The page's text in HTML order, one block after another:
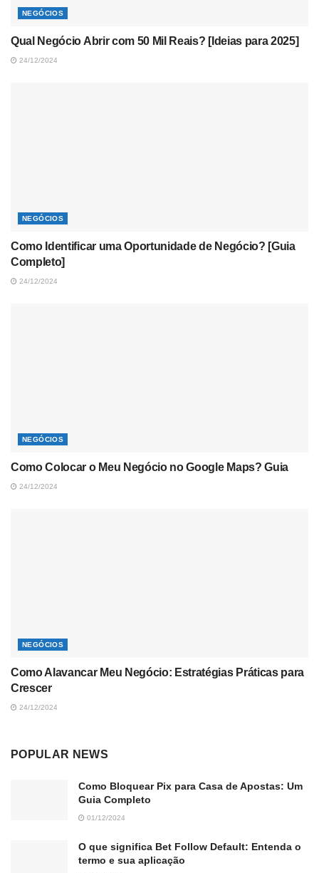
NEGÓCIOS
Qual Negócio Abrir com 50 Mil Reais? [Ideias para 2025]
24/12/2024
NEGÓCIOS
Como Identificar uma Oportunidade de Negócio? [Guia
Completo]
24/12/2024
NEGÓCIOS
Como Colocar o Meu Negócio no Google Maps? Guia
24/12/2024
NEGÓCIOS
Como Alavancar Meu Negócio: Estratégias Práticas para
Crescer
24/12/2024
POPULAR NEWS
Como Bloquear Pix para Casa de Apostas: Um
Guia Completo
01/12/2024
O que significa Bet Follow Default: Entenda o
termo e sua aplicação